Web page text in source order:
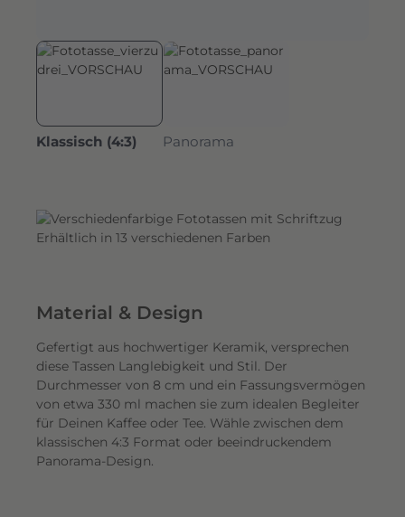
Klassisch (4:3) Panorama
Material & Design
Gefertigt aus hochwertiger Keramik, versprechen
diese Tassen Langlebigkeit und Stil. Der
Durchmesser von 8 cm und ein Fassungsvermögen
von etwa 330 ml machen sie zum idealen Begleiter
für Deinen Kaffee oder Tee. Wähle zwischen dem
klassischen 4:3 Format oder beeindruckendem
Panorama-Design.